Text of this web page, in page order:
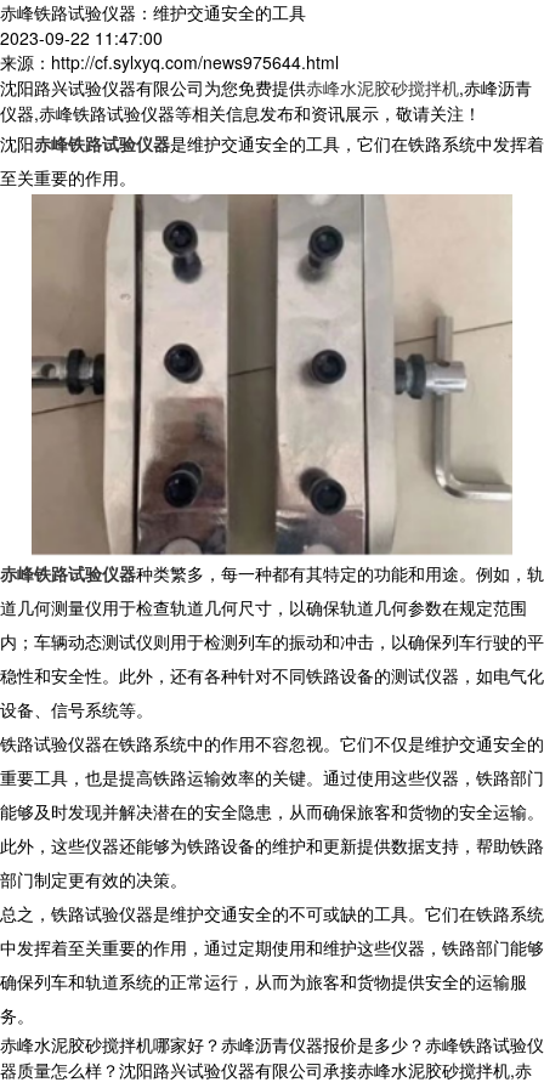
赤峰铁路试验仪器：维护交通安全的工具
2023-09-22 11:47:00
来源：http://cf.sylxyq.com/news975644.html
沈阳路兴试验仪器有限公司为您免费提供赤峰水泥胶砂搅拌机,赤峰沥青
仪器,赤峰铁路试验仪器等相关信息发布和资讯展示，敬请关注！
沈阳赤峰铁路试验仪器是维护交通安全的工具，它们在铁路系统中发挥着
至关重要的作用。
赤峰铁路试验仪器种类繁多，每一种都有其特定的功能和用途。例如，轨
道几何测量仪用于检查轨道几何尺寸，以确保轨道几何参数在规定范围
内；车辆动态测试仪则用于检测列车的振动和冲击，以确保列车行驶的平
稳性和安全性。此外，还有各种针对不同铁路设备的测试仪器，如电气化
设备、信号系统等。
铁路试验仪器在铁路系统中的作用不容忽视。它们不仅是维护交通安全的
重要工具，也是提高铁路运输效率的关键。通过使用这些仪器，铁路部门
能够及时发现并解决潜在的安全隐患，从而确保旅客和货物的安全运输。
此外，这些仪器还能够为铁路设备的维护和更新提供数据支持，帮助铁路
部门制定更有效的决策。
总之，铁路试验仪器是维护交通安全的不可或缺的工具。它们在铁路系统
中发挥着至关重要的作用，通过定期使用和维护这些仪器，铁路部门能够
确保列车和轨道系统的正常运行，从而为旅客和货物提供安全的运输服
务。
赤峰水泥胶砂搅拌机哪家好？赤峰沥青仪器报价是多少？赤峰铁路试验仪
器质量怎么样？沈阳路兴试验仪器有限公司承接赤峰水泥胶砂搅拌机,赤